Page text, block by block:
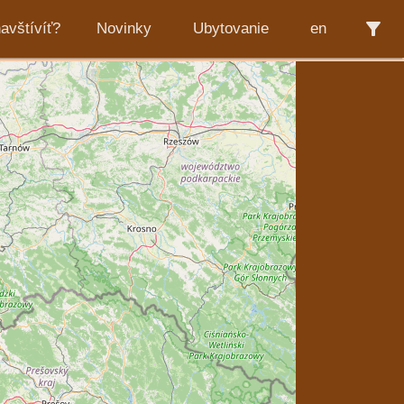
Novinky Ubytovanie en filter_alt